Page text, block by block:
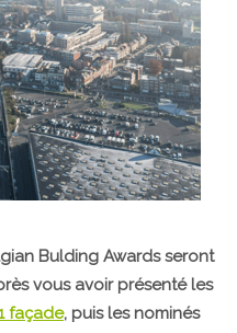
Bulding Awards seront
vous avoir présenté les
façade, puis les nominés